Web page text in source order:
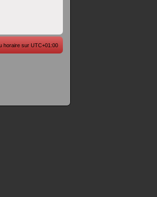
horaire sur UTC+01:00